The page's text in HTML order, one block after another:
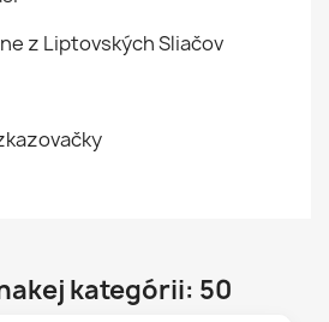
z Liptovských Sliačov
kategórii: 50